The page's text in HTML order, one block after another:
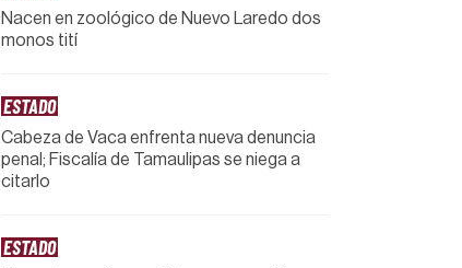
Nacen en zoológico de Nuevo Laredo dos
monos tití
ESTADO
Cabeza de Vaca enfrenta nueva denuncia
penal; Fiscalía de Tamaulipas se niega a
citarlo
ESTADO